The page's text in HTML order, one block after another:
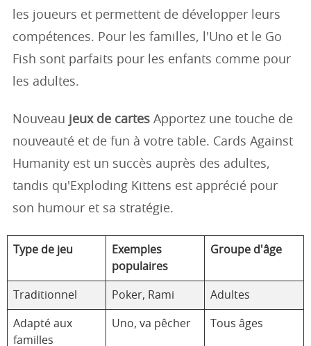
les joueurs et permettent de développer leurs
compétences. Pour les familles, l'Uno et le Go
Fish sont parfaits pour les enfants comme pour
les adultes.
Nouveau jeux de cartes Apportez une touche de
nouveauté et de fun à votre table. Cards Against
Humanity est un succès auprès des adultes,
tandis qu'Exploding Kittens est apprécié pour
son humour et sa stratégie.
Type de jeu
Exemples
populaires
Groupe d'âge
Traditionnel Poker, Rami Adultes
Adapté aux
familles
Uno, va pêcher Tous âges